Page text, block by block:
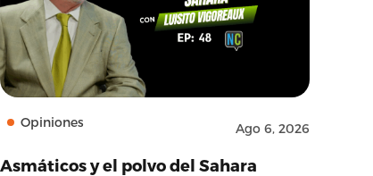
Opiniones Ago 6, 2026
Asmáticos y el polvo del Sahara